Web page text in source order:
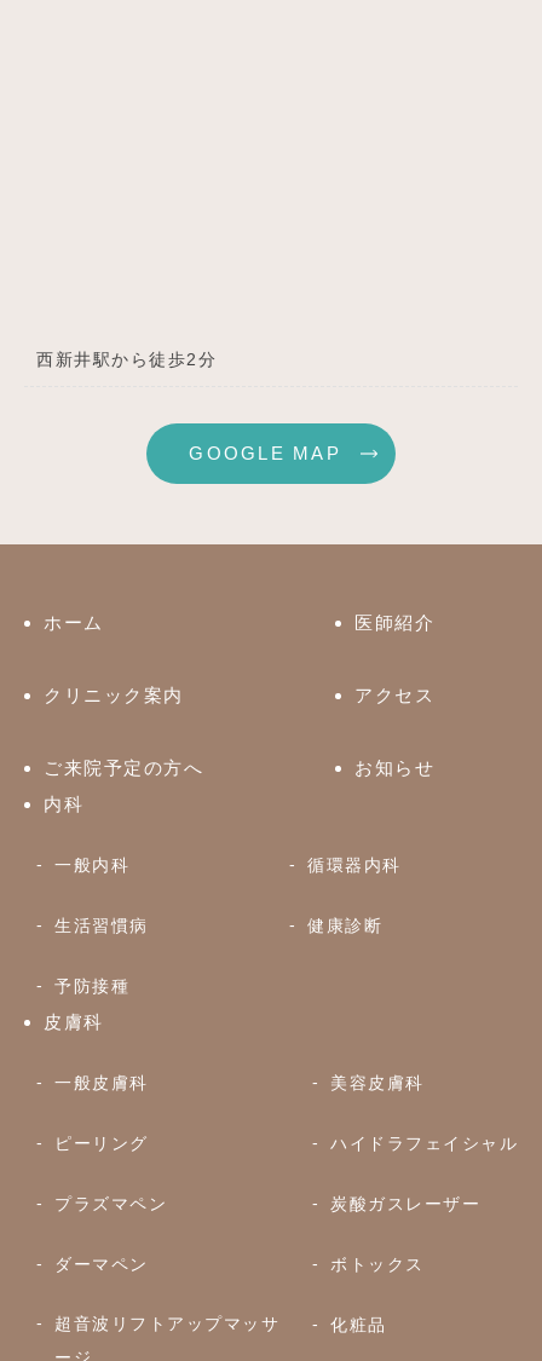
西新井駅から徒歩2分
GOOGLE MAP
ホーム 医師紹介
クリニック案内 アクセス
ご来院予定の方へ
お知らせ
内科
一般内科 循環器内科
生活習慣病 健康診断
予防接種
皮膚科
一般皮膚科 美容皮膚科
ピーリング ハイドラフェイシャル
プラズマペン 炭酸ガスレーザー
ダーマペン ボトックス
超音波リフトアップマッサ
化粧品